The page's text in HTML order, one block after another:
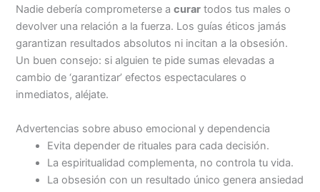
Nadie debería comprometerse acurar todos tus males o
devolver una relación a la fuerza. Los guías éticos jamás
garantizan resultados absolutos ni incitan a la obsesión.
Un buen consejo: si alguien te pide sumas elevadas a
cambio de ‘garantizar’ efectos espectaculares o
inmediatos, aléjate.
Advertencias sobre abuso emocional y dependencia
Evita depender de rituales para cada decisión.
La espiritualidad complementa, no controla tu vida.
La obsesión con un resultado único genera ansiedad